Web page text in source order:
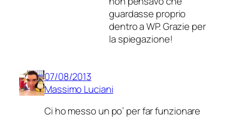
guardasse proprio
dentro a WP. Grazie per
la spiegazione!
07/08/2013
Massimo Luciani
Ci ho messo un po’ per far funzionare